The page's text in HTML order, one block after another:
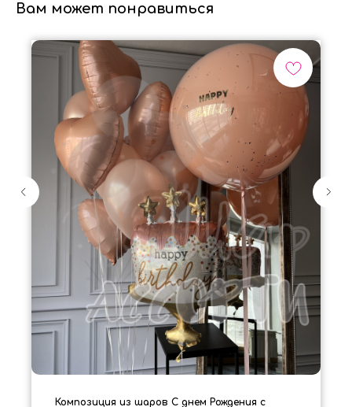
Вам может понравиться
Композиция из шаров С днем Рождения с